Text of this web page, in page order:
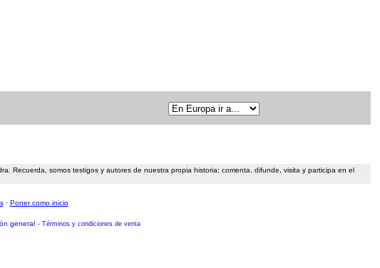
Recuerda, somos testigos y autores de nuestra propia historia; comenta, difunde, visita y participa en el
· Poner como inicio
general - Términos y condiciones de venta